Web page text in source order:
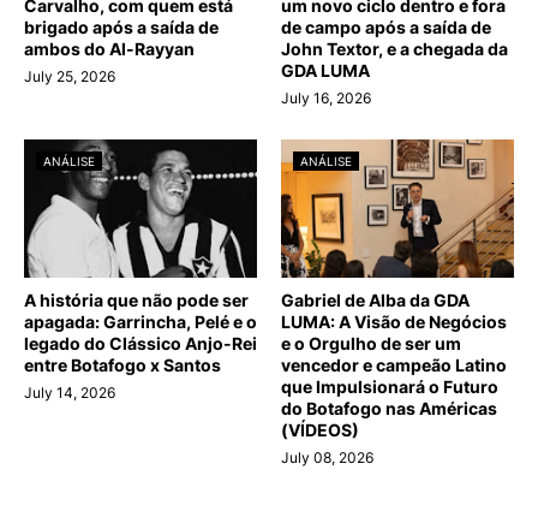
Carvalho, com quem está
brigado após a saída de
ambos do Al-Rayyan
July 25, 2026
um novo ciclo dentro e fora
de campo após a saída de
John Textor, e a chegada da
GDA LUMA
July 16, 2026
ANÁLISE
A história que não pode ser
apagada: Garrincha, Pelé e o
legado do Clássico Anjo-Rei
entre Botafogo x Santos
July 14, 2026
ANÁLISE
Gabriel de Alba da GDA
LUMA: A Visão de Negócios
e o Orgulho de ser um
vencedor e campeão Latino
que Impulsionará o Futuro
do Botafogo nas Américas
(VÍDEOS)
July 08, 2026